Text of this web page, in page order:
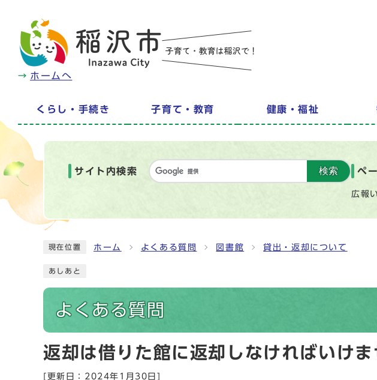
ホームへ
くらし・手続き 子育て・教育 健康・福祉
サイト内検索 検索 ペ
広報
現在位置 ホーム よくある質問 図書館 貸出・返却について
あしあと
よくある質問
返却は借りた館に返却しなければいけま
[更新日：2024年1月30日]